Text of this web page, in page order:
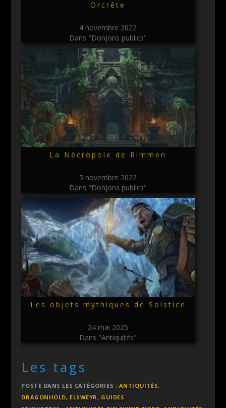
Orcrête
4 novembre 2022
Dans "Donjons publics"
La Nécropole de Rimmen
5 novembre 2022
Dans "Donjons publics"
Les objets mythiques de Solstice
24 mai 2025
Dans "Antiquités"
Les tags
POSTÉ DANS LES CATÉGORIES : ANTIQUITÉS,
DRAGONHOLD, ELSWEYR , GUIDES